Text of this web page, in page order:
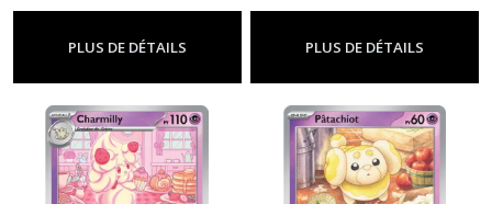
Stellaire-Ev7 - Couronne Stellaire
PLUS DE DÉTAILS
Stellaire-Ev7 - Couronne Stellaire
PLUS DE DÉTAILS